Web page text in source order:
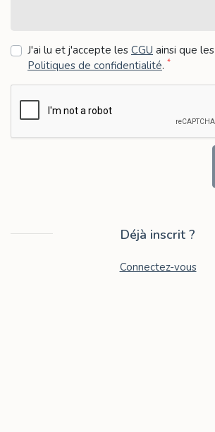
J'ai lu et j'accepte les CGU ainsi que les
Politiques de confidentialité. *
Déjà inscrit ?
Connectez-vous